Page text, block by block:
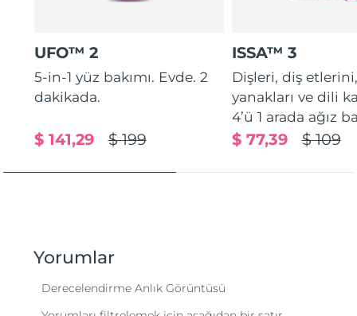
UFO™ 2
5-in-1 yüz bakımı. Evde. 2
dakikada.
$ 199
$ 141,29
ISSA™ 3
Dişleri, diş
yanakları ve dili
4’ü 1 arada ağız
$ 109
$ 77,39